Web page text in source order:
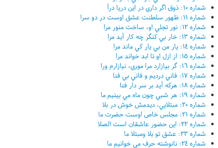
شماره ١٠: ذوق اگر داري در اين دريا درآ
شماره ١١: ظهور سلطنت عشق اوست در دو سرا
شماره ١٢: نور تجلي او، ساخت منور مرا
شماره ١٣: خار بي کنگر چه کار آيد مرا
شماره ١٤: يار من بي يار کي ماند مرا
شماره ١٥: از ازل او تا ابد خواند مرا
شماره ١٦: گر بيازارد مرا موري، نيازارم ورا
شماره ١٧: فاني درديم و فاني بي فنا
شماره ١٨: هرکه آيد بر سر دار فنا
شماره ١٩: هر شبي چون ماه مي بينيم ما
شماره ٢٠: مبتلايي، ديدمش خوش در بلا
شماره ٢١: مجلس خاص اوست حضرت ما
شماره ٢٢: اين حضور عاشقان است الصلا
شماره ٢٣: عشق تو بلا ومبتلا ما
شماره ٢٤: نانوشته حرف مي خوانيم ما